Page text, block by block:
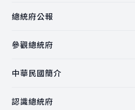
總統府公報
參觀總統府
中華民國簡介
認識總統府